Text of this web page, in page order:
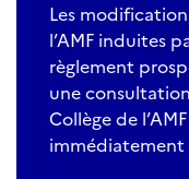
Les
l’AMF induites
règlement
une
Collège de
immédiatement